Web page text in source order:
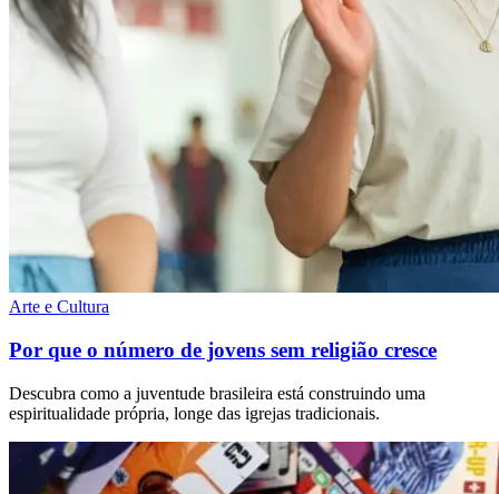
Arte e Cultura
Por que o número de jovens sem religião cresce
Descubra como a juventude brasileira está construindo uma
espiritualidade própria, longe das igrejas tradicionais.